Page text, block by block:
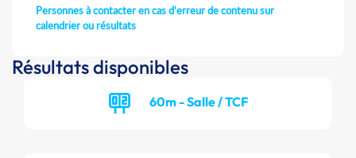
Personnes à contacter en cas d'erreur de contenu sur
calendrier ou résultats
Résultats disponibles
60m - Salle / TCF